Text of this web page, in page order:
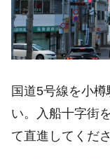
国道5号線を小
い。入船十字街
て直進してくださ